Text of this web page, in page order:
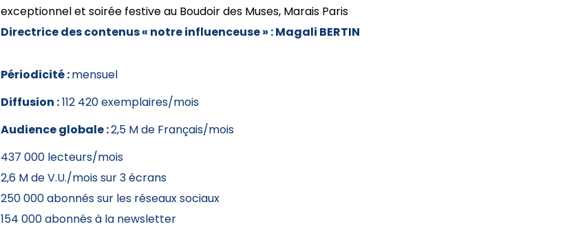
exceptionnel et soirée festive au Boudoir des Muses, Marais Paris
Directrice des contenus « notre influenceuse » :Magali BERTIN
Périodicité :mensuel
Diffusion :112 420 exemplaires/mois
Audience globale :2,5 M de Français/mois
437 000 lecteurs/mois
2,6 M de V.U./mois sur 3 écrans
250 000 abonnés sur les réseaux sociaux
154 000 abonnés à la newsletter